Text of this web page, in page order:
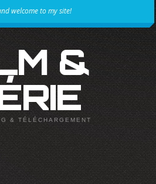
welcome to my site!
& TÉLÉCHARGEMENT